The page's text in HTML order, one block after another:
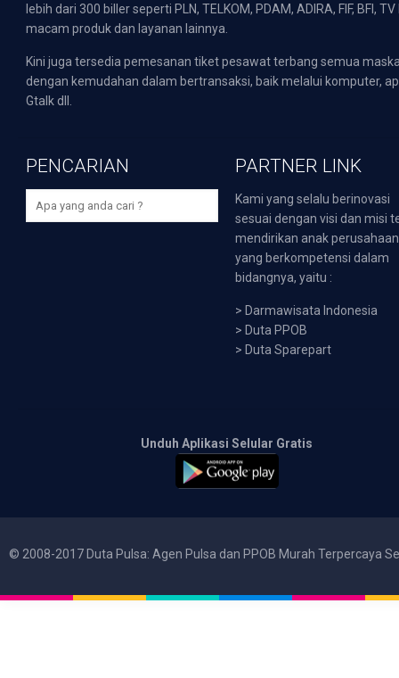
lebih dari 300 biller seperti PLN, TELKOM, PDAM, ADIRA, FIF,
macam produk dan layanan lainnya.
Kini juga tersedia pemesanan tiket pesawat terbang semua
dengan kemudahan dalam bertransaksi, baik melalui komputer,
Gtalk dll.
PENCARIAN PARTNER LINK
Kami yang selalu berinovasi
sesuai dengan visi dan misi
mendirikan anak perusahaan
yang berkompetensi dalam
bidangnya, yaitu :
> Darmawisata Indonesia
> Duta PPOB
> Duta Sparepart
Unduh Aplikasi Selular Gratis
© 2008-2017 Duta Pulsa: Agen Pulsa dan PPOB Murah Terpercaya